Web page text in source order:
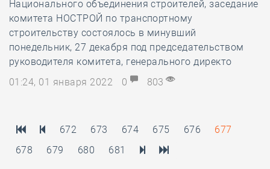
Национального объединения строителей, заседание
комитета НОСТРОЙ по транспортному
строительству состоялось в минувший
понедельник, 27 декабря под председательством
руководителя комитета, генерального директо
01:24, 01 января 2022
0 803
672 673 674 675 676
677
678
679 680 681